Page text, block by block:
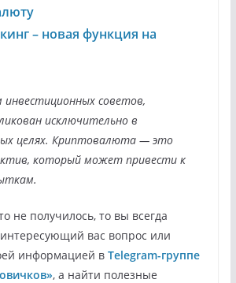
– новая функция на
советов,
исключительно в
целях. Криптовалюта — это
который может привести к
не получилось, то вы всегда
вас вопрос или
информацией в Telegram-группе
, а найти полезные